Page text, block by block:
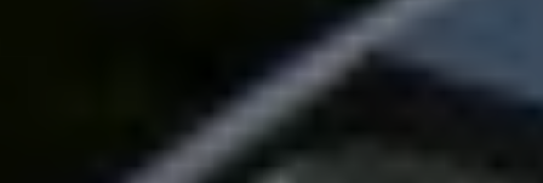
Volkswagen R
Pannen- und Unfallhilfe
Volkswagen Kundenbetreuung